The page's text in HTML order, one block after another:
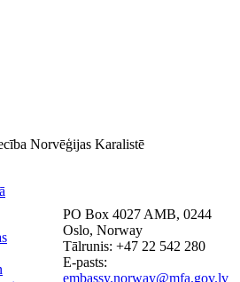
Norvēģijas Karalistē
PO Box 4027 AMB, 0244
Oslo, Norway
Tālrunis: +47 22 542 280
E-pasts:
embassy.norway@mfa.gov.lv